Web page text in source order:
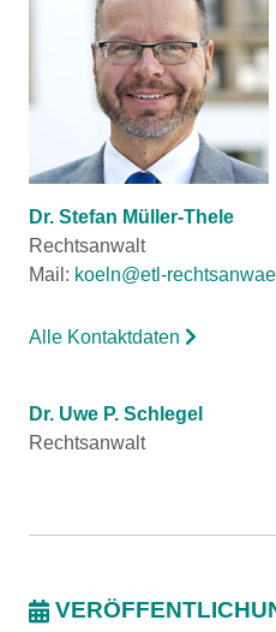
Dr. Stefan Müller-Thele
Rechtsanwalt
Mail: koeln@etl-
Alle Kontaktdaten
Dr. Uwe P. Schlegel
Rechtsanwalt